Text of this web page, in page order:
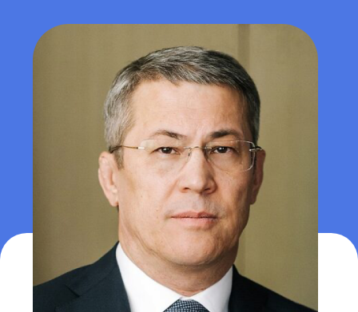
Андрей Назаров
Премьер-министр
Правительства Республики
Башкортостан